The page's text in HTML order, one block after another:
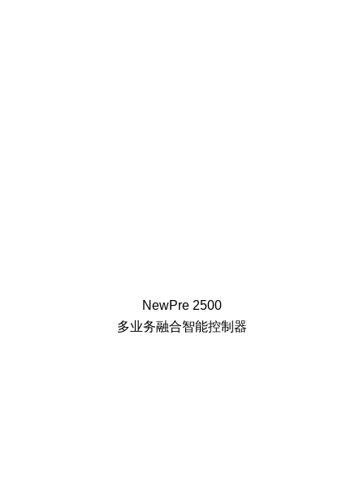
NewPre 2500
多业务融合智能控制器